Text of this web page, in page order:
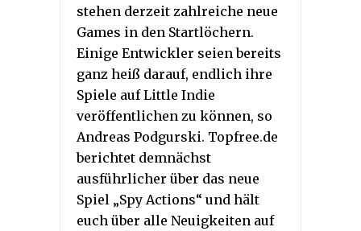
stehen derzeit zahlreiche neue
Games in den Startlöchern.
Einige Entwickler seien bereits
ganz heiß darauf, endlich ihre
Spiele auf Little Indie
veröffentlichen zu können, so
Andreas Podgurski. Topfree.de
berichtet demnächst
ausführlicher über das neue
Spiel „Spy Actions“ und hält
euch über alle Neuigkeiten auf